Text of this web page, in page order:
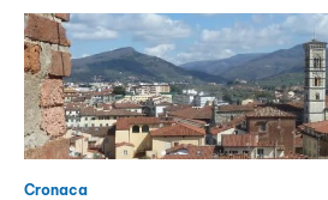
Cronaca